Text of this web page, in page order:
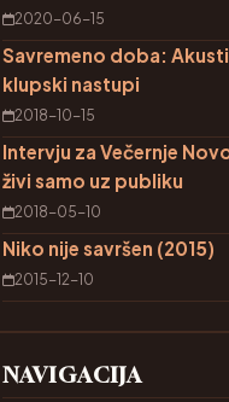
2020-06-15
Savremeno doba:
klupski nastupi
2018-10-15
Intervju za Večernje
živi samo uz publiku
2018-05-10
Niko nije savršen (2015)
2015-12-10
NAVIGACIJA